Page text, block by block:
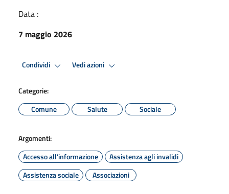
Data :
7 maggio 2026
Condividi Vedi azioni
Categorie:
Comune
Salute Sociale
Argomenti:
Accesso all'informazione
Assistenza agli invalidi
Assistenza sociale
Associazioni